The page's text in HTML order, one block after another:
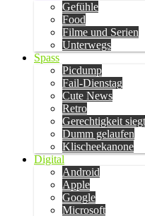
Gefühle
Food
Filme und Serien
Unterwegs
Spass
Picdump
Fail-Dienstag
Cute News
Retro
Gerechtigkeit siegt
Dumm gelaufen
Klischeekanone
Digital
Android
Apple
Google
Microsoft